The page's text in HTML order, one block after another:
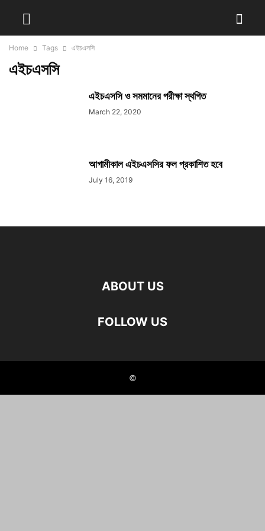
Home Tags এইচএসসি
এইচএসসি
এইচএসসি ও সমমানের পরীক্ষা স্থগিত
March 22, 2020
আগামীকাল এইচএসসির ফল প্রকাশিত হবে
July 16, 2019
ABOUT US
FOLLOW US
©